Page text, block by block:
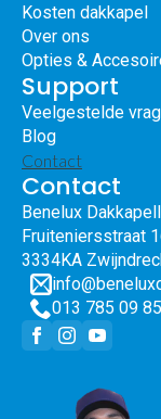
Kosten dakkapel
Over ons
Opties &
Support
Veelgestelde
Blog
Contact
Contact
Benelux
Fruiteniersstraat
3334KA
013 785 09 85